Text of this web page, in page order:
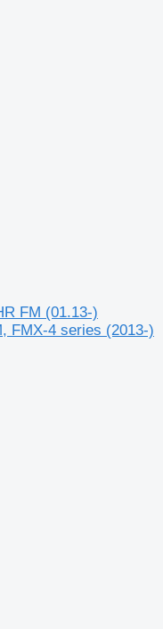
FM (01.13-)
FMX-4 series (2013-)